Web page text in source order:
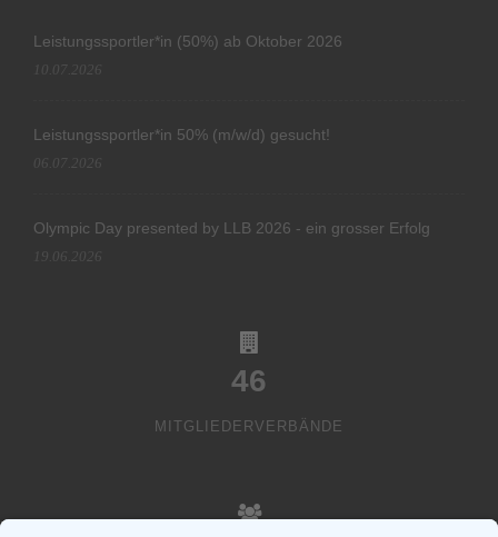
Leistungssportler*in (50%) ab Oktober 2026
10.07.2026
Leistungssportler*in 50% (m/w/d) gesucht!
06.07.2026
Olympic Day presented by LLB 2026 - ein grosser Erfolg
19.06.2026
46
MITGLIEDERVERBÄNDE